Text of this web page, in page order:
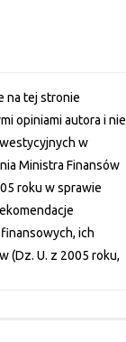
na tej stronie
opiniami autora i nie
w
Ministra Finansów
roku w sprawie
ich
(Dz. U. z 2005 roku,